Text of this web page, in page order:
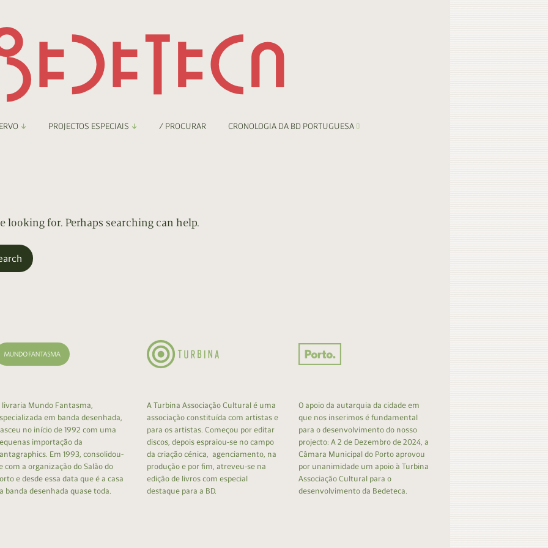
Digital
PROJECTOS ESPECIAIS / PROCURAR CRONOLOGIA DA BD PORTUGUESA
looking for. Perhaps searching can help.
livraria Mundo Fantasma,
em banda desenhada,
no início de 1992 com uma
importação da
Em 1993, consolidou-
com a organização do Salão do
e desde essa data que é a casa
banda desenhada quase toda.
A Turbina Associação Cultural é uma
associação constituída com artistas e
para os artistas. Começou por editar
discos, depois espraiou-se no campo
da criação cénica, agenciamento, na
produção e por fim, atreveu-se na
edição de livros com especial
destaque para a BD.
O apoio da autarquia da cidade em
que nos inserimos é fundamental
para o desenvolvimento do nosso
projecto: A 2 de Dezembro de 2024, a
Câmara Municipal do Porto aprovou
por unanimidade um apoio à Turbina
Associação Cultural para o
desenvolvimento da Bedeteca.